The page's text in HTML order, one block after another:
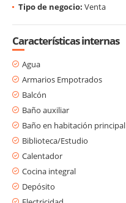
Tipo de negocio: Venta
Características internas
Agua
Armarios Empotrados
Balcón
Baño auxiliar
Baño en habitación principal
Biblioteca/Estudio
Calentador
Cocina integral
Depósito